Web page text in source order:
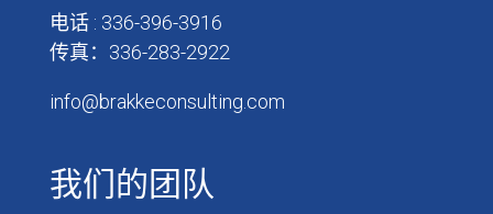
电话 : 336-396-3916
传真：336-283-2922
info@brakkeconsulting.com
我们的团队